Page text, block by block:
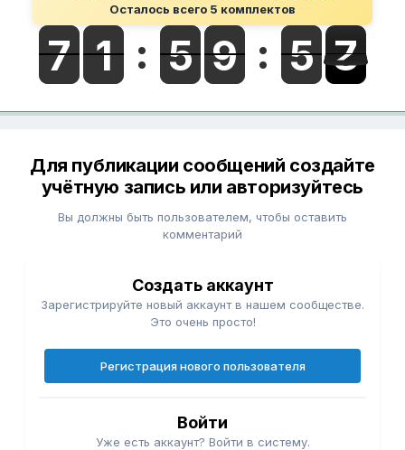
Осталось всего 5 комплектов
Для публикации сообщений создайте
учётную запись или авторизуйтесь
Вы должны быть пользователем, чтобы оставить
комментарий
Создать аккаунт
Зарегистрируйте новый аккаунт в нашем сообществе.
Это очень просто!
Регистрация нового пользователя
Войти
Уже есть аккаунт? Войти в систему.